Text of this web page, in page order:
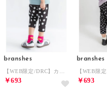
branshes
￥693
branshes
￥693